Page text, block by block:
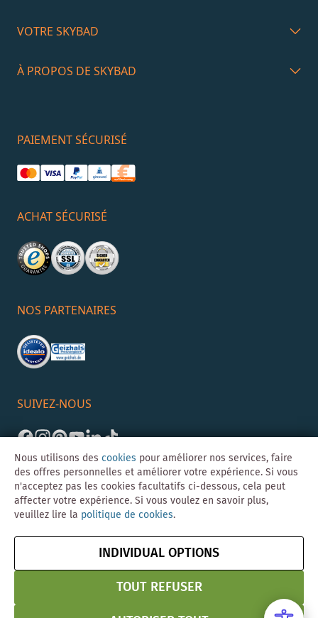
VOTRE SKYBAD
À PROPOS DE SKYBAD
PAIEMENT SÉCURISÉ
ACHAT SÉCURISÉ
NOS PARTENAIRES
SUIVEZ-NOUS
Magento-Agentur Y1 Digital AG
& Sécurité
Résilier le contrat
Nous utilisons des cookies pour améliorer nos services, faire
des offres personnelles et améliorer votre expérience. Si vous
n'acceptez pas les cookies facultatifs ci-dessous, cela peut
affecter votre expérience. Si vous voulez en savoir plus,
veuillez lire la politique de cookies.
INDIVIDUAL OPTIONS
TOUT REFUSER